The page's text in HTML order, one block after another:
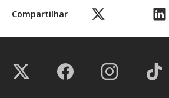
Compartilhar